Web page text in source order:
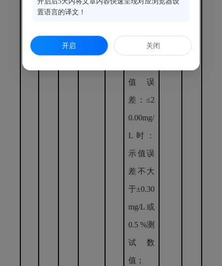
0-20mg/
值误
差：≤2
0.00mg/
L时：
示值误
差不大
于±0.30
mg/L或
0.5 %测
试数
值；
置语言的译文！
开启 关闭